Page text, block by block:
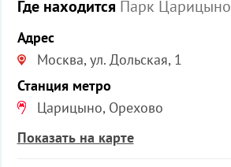
Где находится Парк Царицыно
Адрес
Москва, ул. Дольская, 1
Станция метро
Царицыно, Орехово
Показать на карте